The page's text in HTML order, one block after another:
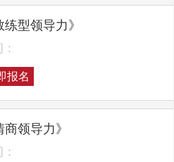
练型领导力》
报名
商领导力》